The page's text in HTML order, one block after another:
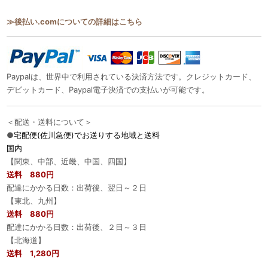
≫後払い.comについての詳細はこちら
Paypalは、世界中で利用されている決済方法です。クレジットカード、
デビットカード、Paypal電子決済での支払いが可能です。
＜配送・送料について＞
●宅配便(佐川急便)でお送りする地域と送料
国内
【関東、中部、近畿、中国、四国】
送料 880円
配達にかかる日数：出荷後、翌日～２日
【東北、九州】
送料 880円
配達にかかる日数：出荷後、２日～３日
【北海道】
送料 1,280円